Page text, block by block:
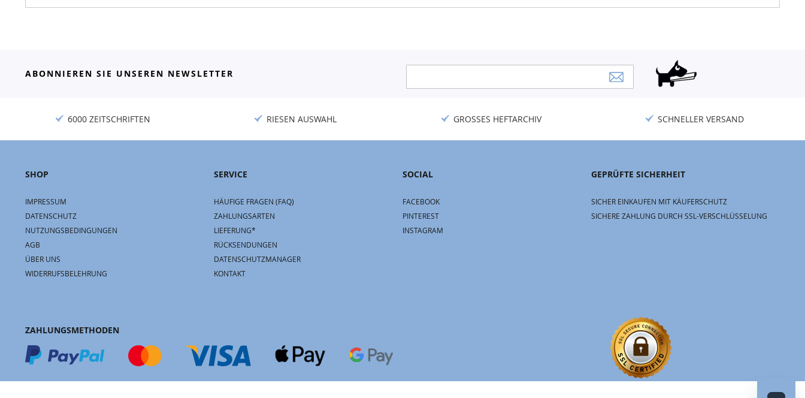
ABONNIEREN SIE UNSEREN NEWSLETTER
Newsletter:
6000 ZEITSCHRIFTEN RIESEN AUSWAHL GROSSES HEFTARCHIV SCHNELLER VERSAND
SHOP
IMPRESSUM
DATENSCHUTZ
NUTZUNGSBEDINGUNGEN
AGB
ÜBER UNS
WIDERRUFSBELEHRUNG
SERVICE
HÄUFIGE FRAGEN (FAQ)
ZAHLUNGSARTEN
LIEFERUNG*
RÜCKSENDUNGEN
DATENSCHUTZMANAGER
KONTAKT
SOCIAL
FACEBOOK
PINTEREST
INSTAGRAM
GEPRÜFTE SICHERHEIT
SICHER EINKAUFEN MIT KÄUFERSCHUTZ
SICHERE ZAHLUNG DURCH SSL-VERSCHLÜSSELUNG
ZAHLUNGSMETHODEN